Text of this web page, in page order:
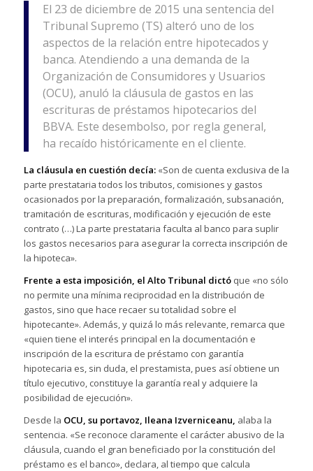
El 23 de diciembre de 2015 una sentencia del
Tribunal Supremo (TS) alteró uno de los
aspectos de la relación entre hipotecados y
banca. Atendiendo a una demanda de la
Organización de Consumidores y Usuarios
(OCU), anuló la cláusula de gastos en las
escrituras de préstamos hipotecarios del
BBVA. Este desembolso, por regla general,
ha recaído históricamente en el cliente.
La cláusula en cuestión decía: «Son de cuenta exclusiva de la
parte prestataria todos los tributos, comisiones y gastos
ocasionados por la preparación, formalización, subsanación,
tramitación de escrituras, modificación y ejecución de este
contrato (…) La parte prestataria faculta al banco para suplir
los gastos necesarios para asegurar la correcta inscripción de
la hipoteca».
Frente a esta imposición, el Alto Tribunal dictó que «no sólo
no permite una mínima reciprocidad en la distribución de
gastos, sino que hace recaer su totalidad sobre el
hipotecante». Además, y quizá lo más relevante, remarca que
«quien tiene el interés principal en la documentación e
inscripción de la escritura de préstamo con garantía
hipotecaria es, sin duda, el prestamista, pues así obtiene un
título ejecutivo, constituye la garantía real y adquiere la
posibilidad de ejecución».
Desde la OCU, su portavoz, Ileana Izverniceanu, alaba la
sentencia. «Se reconoce claramente el carácter abusivo de la
cláusula, cuando el gran beneficiado por la constitución del
préstamo es el banco», declara, al tiempo que calcula